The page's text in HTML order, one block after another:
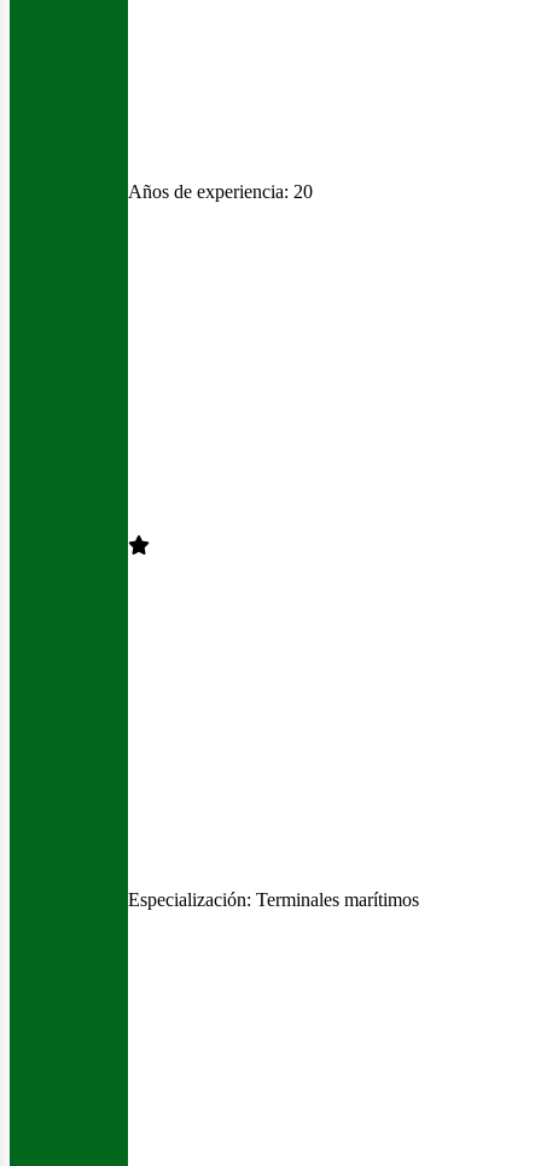
Años de experiencia: 20
Especialización: Terminales marítimos